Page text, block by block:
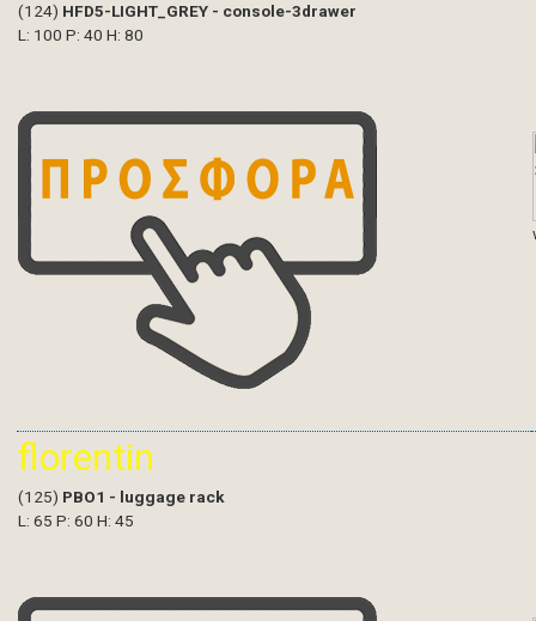
(124) HFD5-LIGHT_GREY - console-3drawer
L: 100 P: 40 H: 80
florentin
(125) PBO1 - luggage rack
L: 65 P: 60 H: 45